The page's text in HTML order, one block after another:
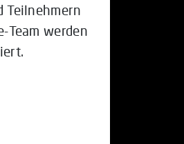
Teilnehmern
Team werden